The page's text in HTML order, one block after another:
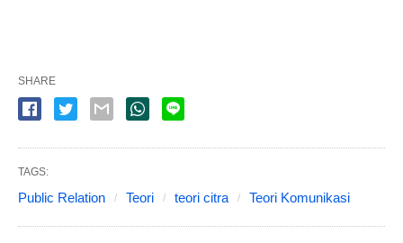
SHARE
TAGS:
Public Relation Teori teori citra Teori Komunikasi